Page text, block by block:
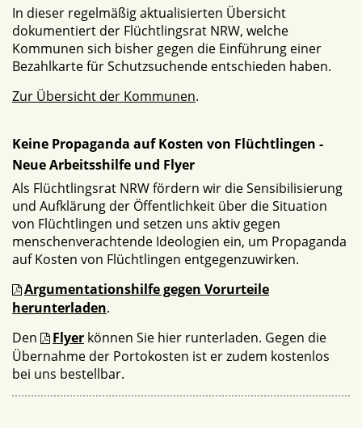
In dieser regelmäßig aktualisierten Übersicht
dokumentiert der Flüchtlingsrat NRW, welche
Kommunen sich bisher gegen die Einführung einer
Bezahlkarte für Schutzsuchende entschieden haben.
Zur Übersicht der Kommunen.
Keine Propaganda auf Kosten von Flüchtlingen -
Neue Arbeitsshilfe und Flyer
Als Flüchtlingsrat NRW fördern wir die Sensibilisierung
und Aufklärung der Öffentlichkeit über die Situation
von Flüchtlingen und setzen uns aktiv gegen
menschenverachtende Ideologien ein, um Propaganda
auf Kosten von Flüchtlingen entgegenzuwirken.
Argumentationshilfe gegen Vorurteile
herunterladen.
Den
Flyer können Sie hier runterladen. Gegen die
Übernahme der Portokosten ist er zudem kostenlos
bei uns bestellbar.